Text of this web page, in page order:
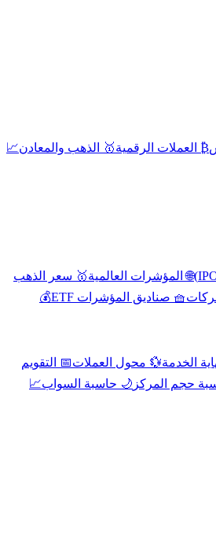
₿ العملات الرقمية🥇 الذهب والمعادن📈
🌐 المؤشرات العالمية🥇 سعر الذهب
🧺 صناديق المؤشرات ETF
💰
الخدمة💱 محول العملات📅 التقويم
حجم المركز 🌙 حاسبة السواب📈